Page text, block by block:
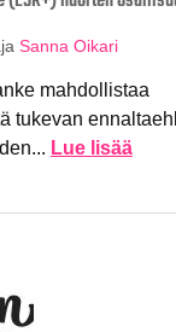
Sanna Oikari
mahdollistaa
tukevan
Lue lisää